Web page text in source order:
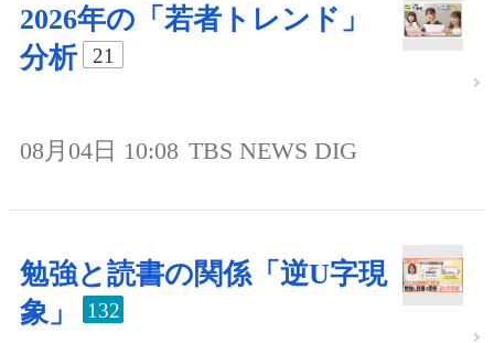
2026年の「若者トレンド」
分析
21
08月04日 10:08 TBS NEWS DIG
勉強と読書の関係「逆U字現
象」
132